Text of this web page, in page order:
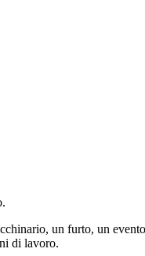
un furto, un
di lavoro.